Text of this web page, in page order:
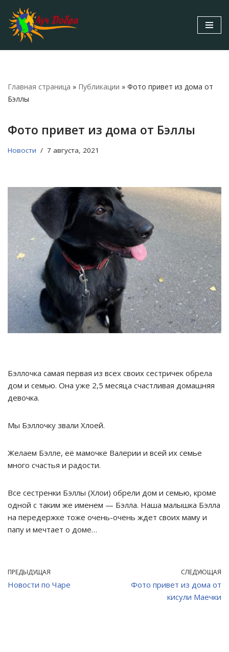
Перейти
содержимому
Главная страница » Публикации » Фото привет из дома от
Бэллы
Фото привет из дома от Бэллы
Новости 7 августа, 2021
Бэллочка самая первая из всех своих сестричек обрела
дом и семью. Она уже 2,5 месяца счастливая домашняя
девочка.
Мы Бэллочку звали Хлоей.
Желаем Бэлле, её мамочке Валерии и всей их семье
много счастья и радости.
Все сестренки Бэллы (Хлои) обрели дом и семью, кроме
одной с таким же именем — Бэлла. Наша малышка Бэлла
на передержке тоже очень-очень ждет своих маму и
папу и мечтает о доме…
ПРЕДЫДУЩАЯ
Новости по Чаре
СЛЕДУЮЩАЯ
Фото привет из дома от
кисули Маечки